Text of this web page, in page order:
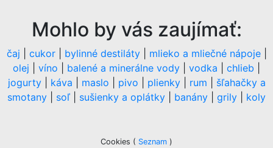
Mohlo by vás zaujímať:
čaj cukor| bylinné destiláty| mlieko a mliečné nápoje|
olej
víno balené a minerálne vody vodka chlieb
jogurty| káva maslo pivo plienky| rum
šľahačky a
smotany
soľ sušienky a oplátky banány grily koly
Cookies ( Seznam )